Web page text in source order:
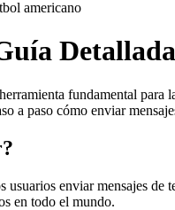
americano
Detallada
fundamental
a paso cómo enviar
enviar mensajes
en todo el mundo.